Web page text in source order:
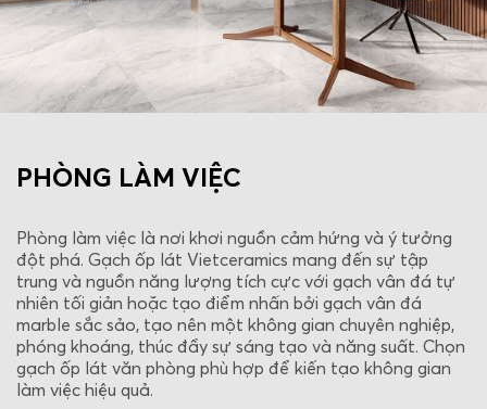
PHÒNG LÀM VIỆC
Phòng làm việc là nơi khơi nguồn cảm hứng và ý tưởng
đột phá. Gạch ốp lát Vietceramics mang đến sự tập
trung và nguồn năng lượng tích cực với gạch vân đá tự
nhiên tối giản hoặc tạo điểm nhấn bởi gạch vân đá
marble sắc sảo, tạo nên một không gian chuyên nghiệp,
phóng khoáng, thúc đẩy sự sáng tạo và năng suất. Chọn
gạch ốp lát văn phòng phù hợp để kiến tạo không gian
làm việc hiệu quả.